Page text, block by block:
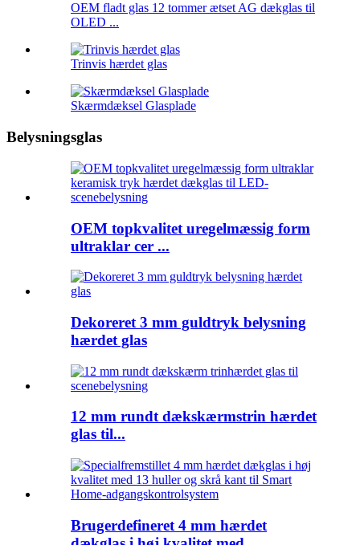
OEM fladt glas 12 tommer ætset AG dækglas til
OLED ...
Trinvis hærdet glas
Skærmdæksel Glasplade
Belysningsglas
OEM topkvalitet uregelmæssig form
ultraklar cer ...
Dekoreret 3 mm guldtryk belysning
hærdet glas
12 mm rundt dækskærmstrin hærdet
glas til...
Brugerdefineret 4 mm hærdet